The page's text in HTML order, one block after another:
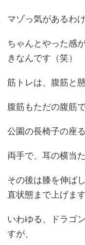
マゾっ気があるわ
ちゃんとやった感
きなんです（笑）
筋トレは、腹筋と
腹筋もただの腹筋で
公園の長椅子の座
両手で、耳の横当
その後は膝を伸ば
直状態まで上げます
いわゆる、ドラゴ
すが、